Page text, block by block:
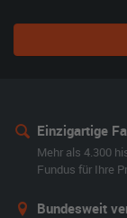
Einzigartige
Mehr als 4.300
Fundus für Ihre
Bundesweit